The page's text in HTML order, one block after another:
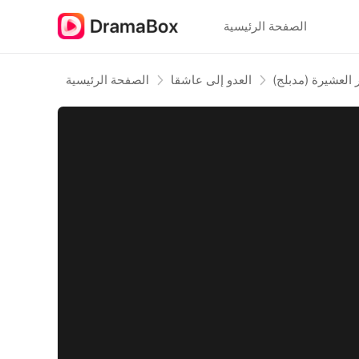
الصفحة الرئيسية
الصفحة الرئيسية العدو إلى عاشقا العشيرة (مدبلج)